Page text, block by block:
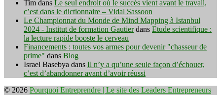
Tim dans Le seul endroit où le succès vient avant le travail,
c’est dans le dictionnaire – Vidal Sassoon
Le Championnat du Monde de Mind Mapping à Istanbul
2024 - Institut de formation Gautierdans Etude scientifique :
la lecture rapide booste le cerveau
Financements : toutes vos armes pour devenir "chasseur de
prime" dans Blog
Israel Basebya dans Il n’y a qu’une seule façon d’échouer,
c’est d’abandonner avant d’avoir réussi
© 2026 Pourquoi Entreprendre | Le site des Leaders Entrepreneurs